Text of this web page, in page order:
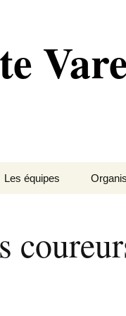
Les équipes
Cadet